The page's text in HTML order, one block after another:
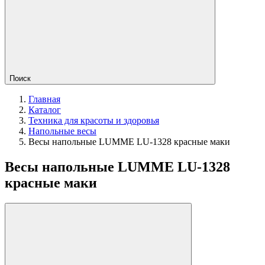
Поиск
Главная
Каталог
Техника для красоты и здоровья
Напольные весы
Весы напольные LUMME LU-1328 красные маки
Весы напольные LUMME LU-1328
красные маки